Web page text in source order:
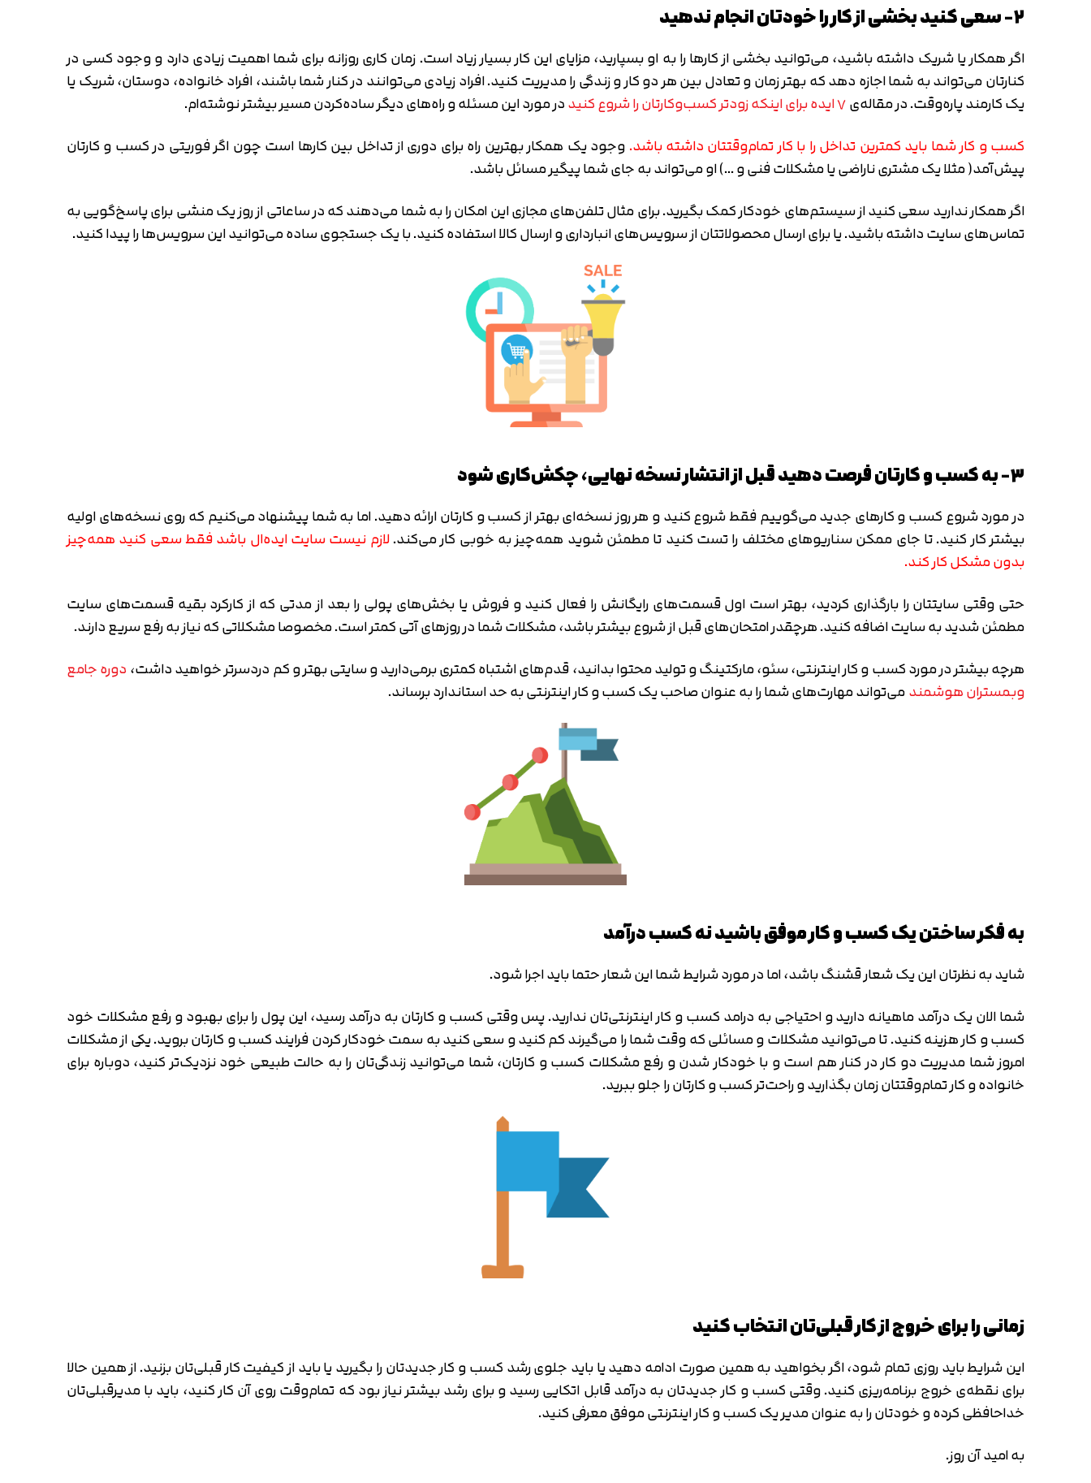
۲- سعی کنید بخشی از کار را خودتان انجام ندهید
اگر همکار یا شریک داشته باشید، می‌توانید بخشی از کارها را به او بسپارید، مزایای این کار بسیار زیاد است. زمان کاری روزانه برای شما اهمیت زیادی دارد و وجود کسی در
کنارتان می‌تواند به شما اجازه دهد که بهتر زمان و تعادل بین هر دو کار و زندگی را مدیریت کنید. افراد زیادی می‌توانند در کنار شما باشند، افراد خانواده، دوستان، شریک یا
یک کارمند پاره‌وقت. در مقاله‌ی۷ ایده برای اینکه زودتر کسب‌وکارتان را شروع کنید
در مورد این مسئله و راه‌های دیگر ساده‌کردن مسیر بیشتر نوشته‌ام.
کسب و کار شما باید کمترین تداخل را با کار تمام‌وقتتان داشته باشد.وجود یک همکار بهترین راه برای دوری از تداخل بین کارها است چون اگر فوریتی در کسب و کارتان
پیش‌آمد( مثلا یک مشتری ناراضی یا مشکلات فنی و …) او می‌تواند به جای شما پیگیر مسائل باشد.
اگر همکار ندارید سعی کنید از سیستم‌های خودکار کمک بگیرید. برای مثال تلفن‌های مجازی این امکان را به شما می‌دهند که در ساعاتی از روز یک منشی برای پاسخ‌گویی به
تماس‌های سایت داشته باشید. یا برای ارسال محصولاتتان از سرویس‌های انبارداری و ارسال کالا استفاده کنید. با یک جستجوی ساده می‌توانید این سرویس‌ها را پیدا کنید.
۳- به کسب و کارتان فرصت دهید قبل از انتشار نسخه نهایی، چکش‌کاری شود
در مورد شروع کسب و کارهای جدید می‌گوییم فقط شروع کنید و هر روز نسخه‌ای بهتر از کسب و کارتان ارائه دهید. اما به شما پیشنهاد می‌کنیم که روی نسخه‌های اولیه
بیشتر کار کنید. تا جای ممکن سناریوهای مختلف را تست کنید تا مطمئن شوید همه‌چیز به خوبی کار می‌کند.لازم نیست سایت ایده‌ال باشد فقط سعی کنید همه‌چیز
بدون مشکل کار کند.
حتی وقتی سایتتان را بارگذاری کردید، بهتر است اول قسمت‌های رایگانش را فعال کنید و فروش یا بخش‌های پولی را بعد از مدتی که از کارکرد بقیه قسمت‌های سایت
مطمئن شدید به سایت اضافه کنید. هرچقدر امتحان‌های قبل از شروع بیشتر باشد، مشکلات شما در روزهای آتی کمتر است. مخصوصا مشکلاتی که نیاز به رفع سریع دارند.
هرچه بیشتر در مورد کسب و کار اینترنتی، سئو، مارکتینگ و تولید محتوا بدانید، قدم‌های اشتباه کمتری برمی‌دارید و سایتی بهتر و کم دردسر‌تر خواهید داشت،دوره جامع
وبمستران هوشمندمی‌تواند مهارت‌های شما را به عنوان صاحب یک کسب و کار اینترنتی به حد استاندارد برساند.
به فکر ساختن یک کسب و کار موفق باشید نه کسب درآمد
شاید به نظرتان این یک شعار قشنگ باشد، اما در مورد شرایط شما این شعار حتما باید اجرا شود.
شما الان یک درآمد ماهیانه دارید و احتیاجی به درامد کسب و کار اینترنتی‌تان ندارید. پس وقتی کسب و کارتان به درآمد رسید، این پول را برای بهبود و رفع مشکلات خود
کسب و کار هزینه کنید. تا می‌توانید مشکلات و مسائلی که وقت شما را می‌گیرند کم کنید و سعی کنید به سمت خودکار کردن فرایند کسب و کارتان بروید. یکی از مشکلات
امروز شما مدیریت دو کار در کنار هم است و با خودکار شدن و رفع مشکلات کسب و کارتان، شما می‌توانید زندگی‌تان را به حالت طبیعی خود نزدیک‌تر کنید، دوباره برای
خانواده و کار تمام‌وقتتان زمان بگذارید و راحت‌تر کسب و کارتان را جلو ببرید.
زمانی را برای خروج از کار قبلی‌تان انتخاب کنید
این شرایط باید روزی تمام شود، اگر بخواهید به همین صورت ادامه دهید یا باید جلوی رشد کسب و کار جدیدتان را بگیرید یا باید از کیفیت کار قبلی‌تان بزنید. از همین حالا
برای نقطه‌ی خروج برنامه‌ریزی کنید. وقتی کسب و کار جدیدتان به درآمد قابل اتکایی رسید و برای رشد بیشتر نیاز بود که تمام‌وقت روی آن کار کنید، باید با مدیرقبلی‌تان
خداحافظی کرده و خودتان را به عنوان مدیر یک کسب و کار اینترنتی موفق معرفی کنید.
به امید آن روز.
تایید کد
کد ارسال شده را وارد کنید
تایید کد